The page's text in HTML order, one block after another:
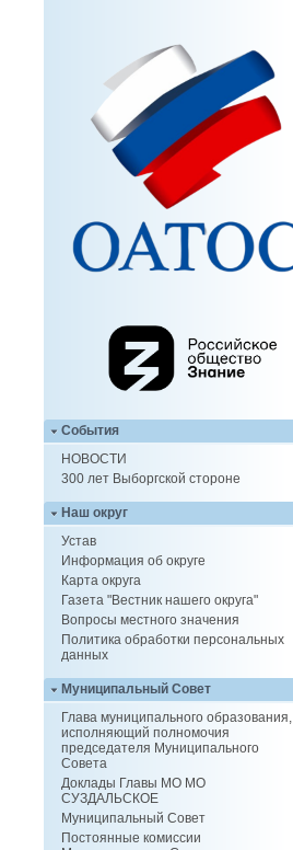
События
НОВОСТИ
300 лет Выборгской стороне
Наш округ
Устав
Информация об округе
Карта округа
Газета "Вестник нашего округа"
Вопросы местного значения
Политика обработки персональных
данных
Муниципальный Совет
Глава муниципального образования,
исполняющий полномочия
председателя Муниципального
Совета
Доклады Главы МО МО
СУЗДАЛЬСКОЕ
Муниципальный Совет
Постоянные комиссии